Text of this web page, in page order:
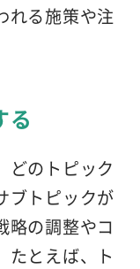
れる施策や注
る
どのトピック
ブトピックが
略の調整やコ
たとえば、ト